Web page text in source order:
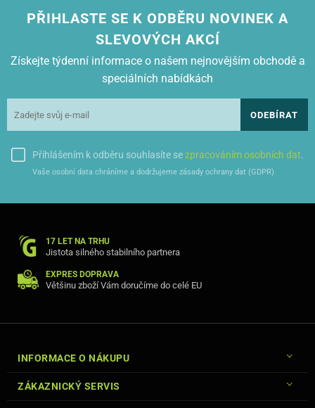
PŘIHLASTE SE K ODBĚRU NOVINEK A
SLEVOVÝCH AKCÍ
Získejte týdenní informace o našem nejnovějším obchodě a
speciálních nabídkách
ODEBÍRAT
Přihlášením k odběru souhlasíte sezpracováním osobních dat.
Vaše osobní data chráníme a dodržujeme zásady ochrany dat (GDPR)
17 LET NA TRHU
Jistota silného stabilního partnera
EXPRES DOPRAVA
Většinu zboží Vám doručíme do celé EU
INFORMACE O NÁKUPU
ZÁKAZNICKÝ SERVIS